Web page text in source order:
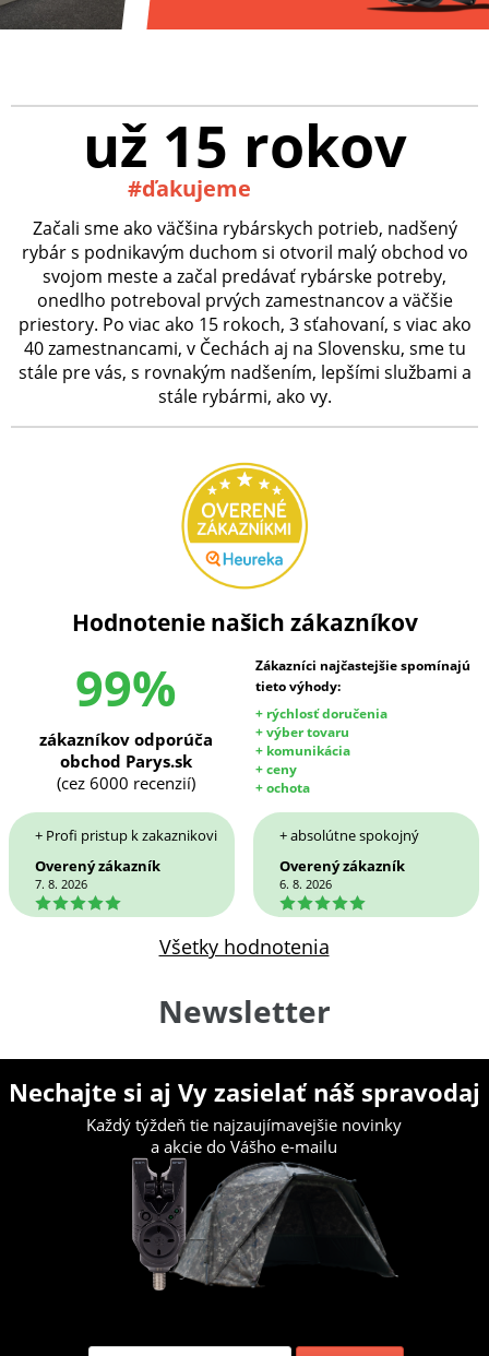
už 15 rokov
#ďakujeme
Začali sme ako väčšina rybárskych potrieb, nadšený
rybár s podnikavým duchom si otvoril malý obchod vo
svojom meste a začal predávať rybárske potreby,
onedlho potreboval prvých zamestnancov a väčšie
priestory. Po viac ako 15 rokoch, 3 sťahovaní, s viac ako
40 zamestnancami, v Čechách aj na Slovensku, sme tu
stále pre vás, s rovnakým nadšením, lepšími službami a
stále rybármi, ako vy.
Hodnotenie našich zákazníkov
99%
Zákazníci najčastejšie spomínajú
tieto výhody:
+ rýchlosť doručenia
+ výber tovaru
+ komunikácia
+ ceny
+ ochota
zákazníkov odporúča
obchod Parys.sk
(cez 6000 recenzií)
+ Profi pristup k zakaznikovi
Overený zákazník
7. 8. 2026
5
+ absolútne spokojný
Overený zákazník
6. 8. 2026
5
Všetky hodnotenia
Newsletter
Nechajte si aj Vy zasielať náš spravodaj
Každý týždeň tie najzaujímavejšie novinky
a akcie do Vášho e-mailu